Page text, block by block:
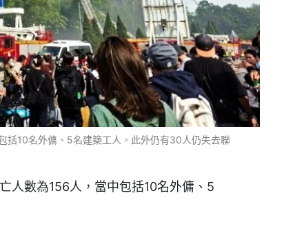
括10名外傭、5名建築工人。此外仍有30人仍失去聯
人數為156人，當中包括10名外傭、5